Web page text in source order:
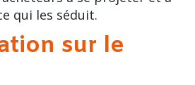
qui les séduit.
sur le